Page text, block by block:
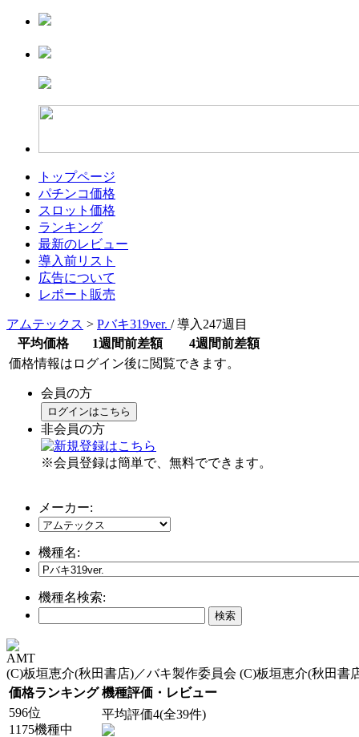
トップページ
パチンコ価格
スロット価格
ランキング
最新のレビュー
導入前リスト
広告について
レポート販売
アムテックス > Pバキ319ver. / 導入247週目
平均価格
1週間前差額
4週間前差額
価格情報はログイン後に閲覧できます。
会員の方
ログインはこちら
非会員の方
※会員登録は簡単で、無料でできます。
メーカー:
機種名:
機種名検索:
AMT
(C)板垣恵介(秋田書店)／バキ製作委員会 (C)板垣恵介(秋田書
価格ランキング 機種評価・レビュー
596位
1175機種中
平均評価4(全39件)